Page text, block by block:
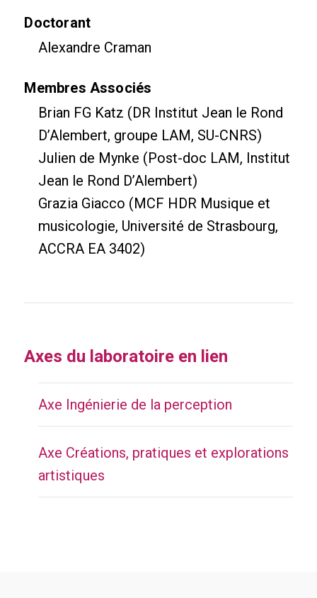
Doctorant
Alexandre Craman
Membres Associés
Brian FG Katz (DR Institut Jean le Rond
D’Alembert, groupe LAM, SU-CNRS)
Julien de Mynke (Post-doc LAM, Institut
Jean le Rond D’Alembert)
Grazia Giacco (MCF HDR Musique et
musicologie, Université de Strasbourg,
ACCRA EA 3402)
Axes du laboratoire en lien
Axe Ingénierie de la perception
Axe Créations, pratiques et explorations
artistiques